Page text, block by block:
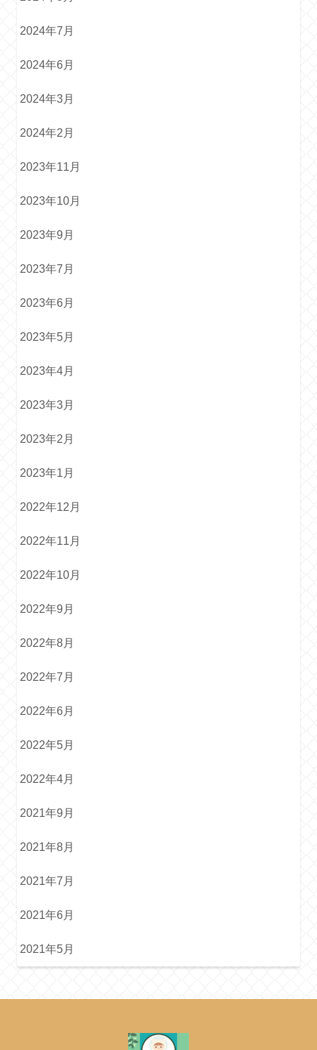
2024年7月
2024年6月
2024年3月
2024年2月
2023年11月
2023年10月
2023年9月
2023年7月
2023年6月
2023年5月
2023年4月
2023年3月
2023年2月
2023年1月
2022年12月
2022年11月
2022年10月
2022年9月
2022年8月
2022年7月
2022年6月
2022年5月
2022年4月
2021年9月
2021年8月
2021年7月
2021年6月
2021年5月